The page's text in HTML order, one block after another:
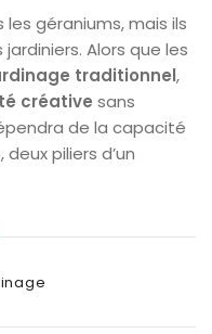
géraniums, mais ils
jardiniers. Alors que les
traditionnel,
créative sans
de la capacité
, deux piliers d’un